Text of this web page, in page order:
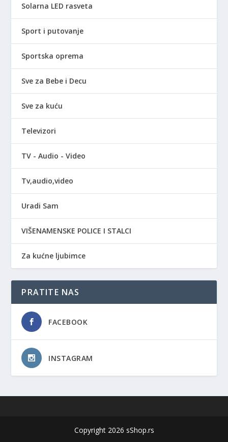
Solarna LED rasveta
Sport i putovanje
Sportska oprema
Sve za Bebe i Decu
Sve za kuću
Televizori
TV - Audio - Video
Tv,audio,video
Uradi Sam
VIŠENAMENSKE POLICE I STALCI
Za kućne ljubimce
PRATITE NAS
FACEBOOK
INSTAGRAM
Copyright 2026 sShop.rs